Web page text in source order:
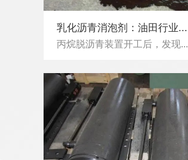
乳化沥青消泡剂：油田行业...
丙烷脱沥青装置开工后，发现...